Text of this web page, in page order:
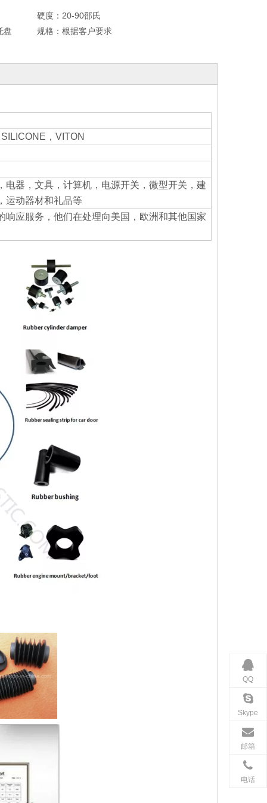
硬度： 20-90邵氏
盘
规格： 根据客户要求
，VITON
器，文具，计算机，电源开关，微型开关，建
运动器材和礼品等
应服务，他们在处理向美国，欧洲和其他国家
QQ
Skype
邮箱
电话